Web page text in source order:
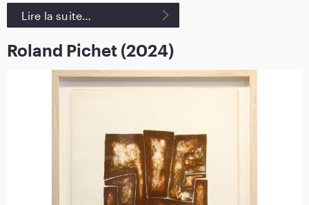
Lire la suite…
Roland Pichet (2024)